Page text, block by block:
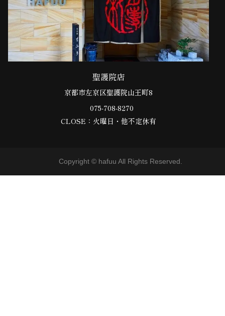
聖護院店
京都市左京区聖護院山王町8
075-708-8270
CLOSE：火曜日・他不定休有
Copyright © hafuu All Rights Reserved.